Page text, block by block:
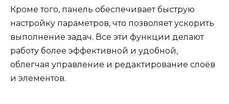
Кроме того, панель обеспечивает быструю
настройку параметров, что позволяет ускорить
выполнение задач. Все эти функции делают
работу более эффективной и удобной,
облегчая управление и редактирование слоёв
и элементов.